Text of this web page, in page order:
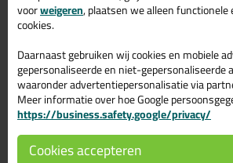
Beoordeling
Zou jij dit product aanbevelen bij
ja
nee
voorweigeren, plaatsen we alleen
cookies.
Daarnaast gebruiken wij cookies en mobiele
gepersonaliseerde en niet-gepersonaliseerde
waaronder advertentiepersonalisatie via
Meer informatie over hoe Google
https://business.safety.google/privacy/
Cookies accepteren